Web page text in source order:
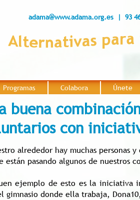
adama@www.adama.org.es | 93
Programas Colabora Únete
buena
con
alrededor hay muchas personas
están pasando algunos de nuestros
ejemplo de esto es la iniciativa
gimnasio donde ella trabaja,